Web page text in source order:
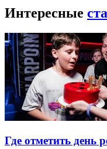
Интересные
Где отметить день